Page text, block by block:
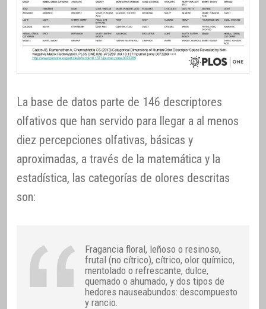
La base de datos parte de 146 descriptores
olfativos que han servido para llegar a al menos
diez percepciones olfativas, básicas y
aproximadas, a través de la matemática y la
estadística, las categorías de olores descritas
son:
Fragancia floral, leñoso o resinoso,
frutal (no cítrico), cítrico, olor químico,
mentolado o refrescante, dulce,
quemado o ahumado, y dos tipos de
hedores nauseabundos: descompuesto
y rancio.